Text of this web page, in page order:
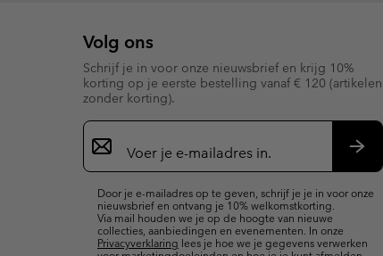
Volg ons
Schrijf je in voor onze nieuwsbrief en krijg 10%
korting op je eerste bestelling vanaf € 120 (artikelen
zonder korting).
Aanmelden
voor
e-
Door je e-mailadres op te geven, schrijf je je in voor onze
nieuwsbrief en ontvang je 10% welkomstkorting.
Via mail houden we je op de hoogte van nieuwe
collecties, aanbiedingen en evenementen. In onze
Privacyverklaring lees je hoe we je gegevens verwerken